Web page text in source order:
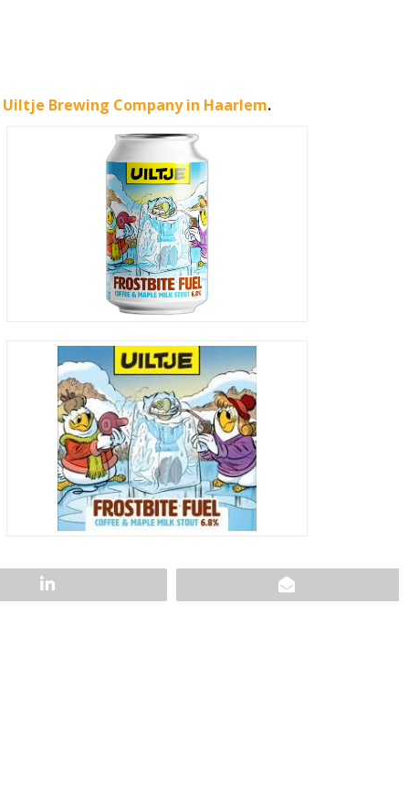
Uiltje Brewing Company in Haarlem.